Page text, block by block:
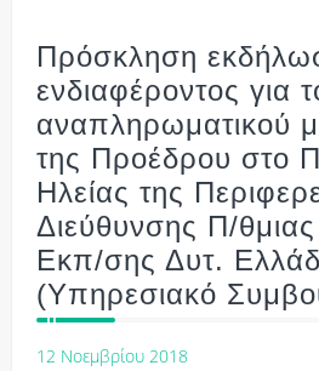
Πρόσκληση
ενδιαφέροντος για
αναπληρωματικού
της Προέδρου στο
Ηλείας της
Διεύθυνσης Π/
Εκπ/σης Δυτ.
(Υπηρεσιακό
12 Νοεμβρίου 2018